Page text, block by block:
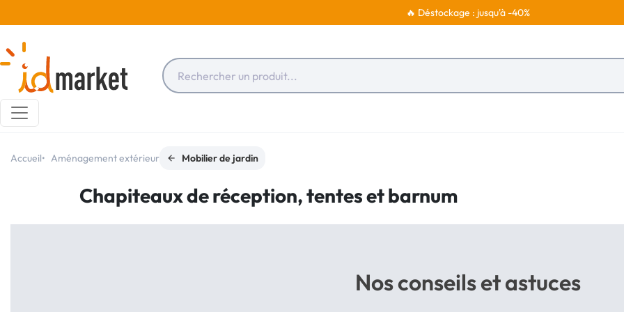
🔥 Déstockage : jusqu'à -40%
Accueil Aménagement extérieur Mobilier de jardin
Chapiteaux de réception, tentes et barnum
Nos conseils et astuces